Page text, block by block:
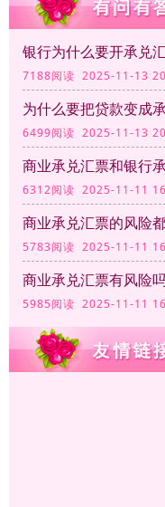
银行为什么要开承兑
7188阅读 2025-11-13
为什么要把贷款变成
6499阅读 2025-11-13
商业承兑汇票和银行
6312阅读 2025-11-11
商业承兑汇票的风险
5783阅读 2025-11-11
商业承兑汇票有风险
5985阅读 2025-11-11